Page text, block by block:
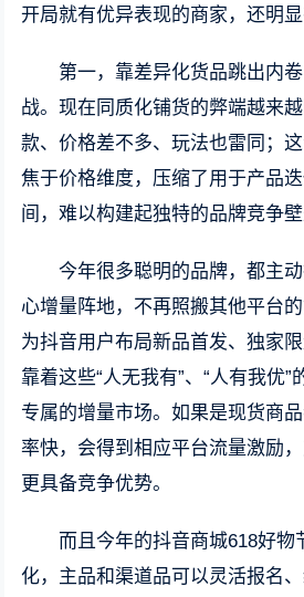
开局就有优异表现的商家，还明显
第一，靠差异化货品跳出内
战。现在同质化铺货的弊端越来
款、价格差不多、玩法也雷同；
焦于价格维度，压缩了用于产品
间，难以构建起独特的品牌竞争壁
今年很多聪明的品牌，都主
心增量阵地，不再照搬其他平台
为抖音用户布局新品首发、独家
靠着这些“人无我有”、“人有我优
专属的增量市场。如果是现货商
率快，会得到相应平台流量激励
更具备竞争优势。
而且今年的抖音商城618好物
化，主品和渠道品可以灵活报名